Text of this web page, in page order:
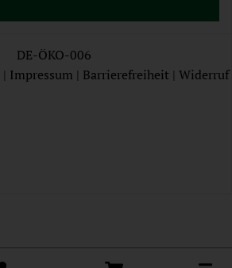
DE-ÖKO-006
| Impressum | Barrierefreiheit | Widerruf